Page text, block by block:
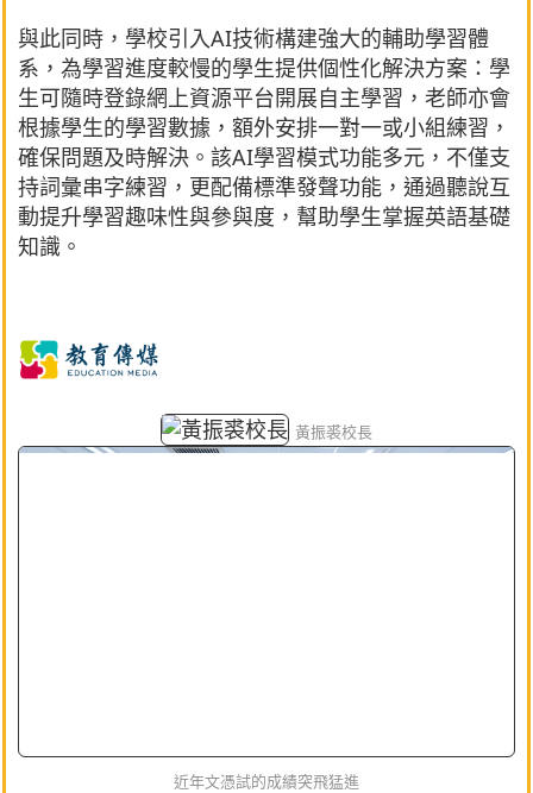
與此同時，學校引入AI技術構建強大的輔助學習體
系，為學習進度較慢的學生提供個性化解決方案：學
生可隨時登錄網上資源平台開展自主學習，老師亦會
根據學生的學習數據，額外安排一對一或小組練習，
確保問題及時解決。該AI學習模式功能多元，不僅支
持詞彙串字練習，更配備標準發聲功能，通過聽說互
動提升學習趣味性與參與度，幫助學生掌握英語基礎
知識。
黃振裘校長
近年文憑試的成績突飛猛進